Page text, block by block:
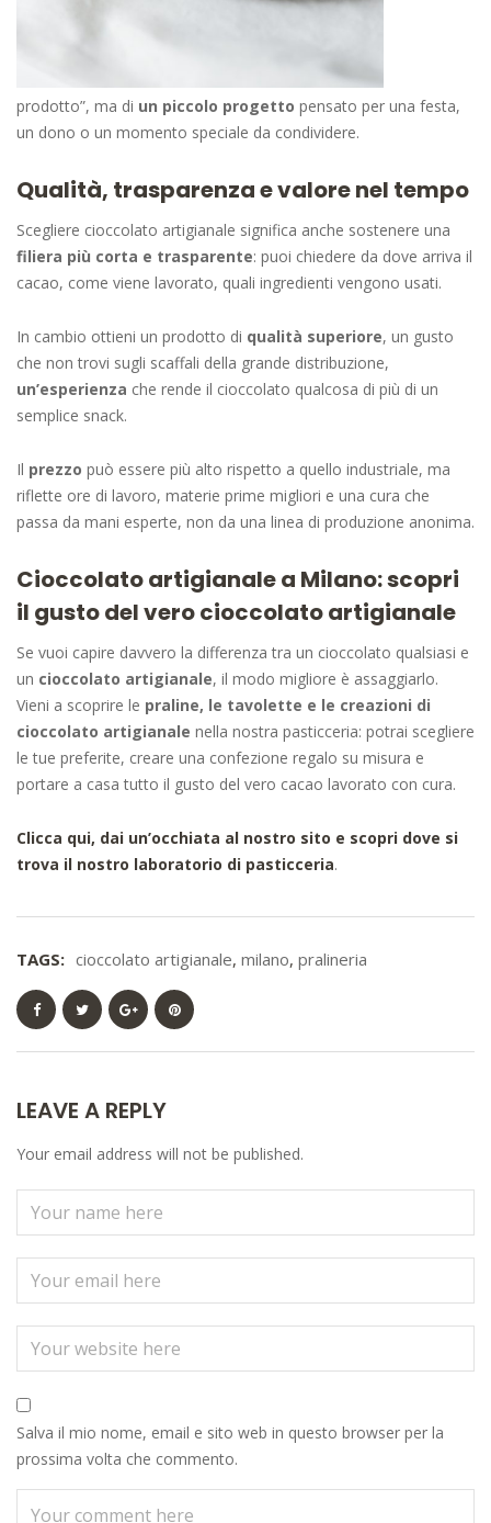
prodotto”, ma di un piccolo progetto pensato per una festa,
un dono o un momento speciale da condividere.
Qualità, trasparenza e valore nel tempo
Scegliere cioccolato artigianale significa anche sostenere una
filiera più corta e trasparente: puoi chiedere da dove arriva il
cacao, come viene lavorato, quali ingredienti vengono usati.
In cambio ottieni un prodotto di qualità superiore, un gusto
che non trovi sugli scaffali della grande distribuzione,
un’esperienza che rende il cioccolato qualcosa di più di un
semplice snack.
Il prezzo può essere più alto rispetto a quello industriale, ma
riflette ore di lavoro, materie prime migliori e una cura che
passa da mani esperte, non da una linea di produzione anonima.
Cioccolato artigianale a Milano: scopri
il gusto del vero cioccolato artigianale
Se vuoi capire davvero la differenza tra un cioccolato qualsiasi e
un cioccolato artigianale, il modo migliore è assaggiarlo.
Vieni a scoprire le praline, le tavolette e le creazioni di
cioccolato artigianale nella nostra pasticceria: potrai scegliere
le tue preferite, creare una confezione regalo su misura e
portare a casa tutto il gusto del vero cacao lavorato con cura.
Clicca qui, dai un’occhiata al nostro sito e scopri dove si
trova il nostro laboratorio di pasticceria.
TAGS: cioccolato artigianale, milano, pralineria
LEAVE A REPLY
Your email address will not be published.
Salva il mio nome, email e sito web in questo browser per la
prossima volta che commento.